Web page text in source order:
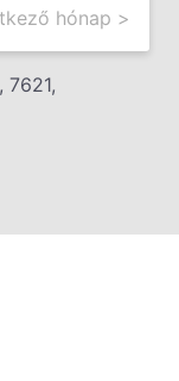
hónap >
7621,